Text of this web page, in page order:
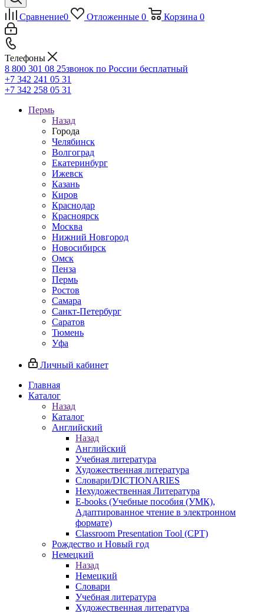
Сравнение0 Отложенные 0 Корзина 0
Телефоны
8 800 301 08 25звонок по России бесплатный
+7 342 241 05 31
+7 342 258 05 31
Пермь
Назад
Города
Челябинск
Волгоград
Екатеринбург
Ижевск
Казань
Киров
Краснодар
Красноярск
Москва
Нижний Новгород
Новосибирск
Омск
Пенза
Пермь
Ростов
Самара
Санкт-Петербург
Саратов
Тюмень
Уфа
Личный кабинет
Главная
Каталог
Назад
Каталог
Английский
Назад
Английский
Учебная литература
Художественная литература
Словари/DICTIONARIES
Нехудожественная Литература
E-books (Учебные пособия (УМК),
Адаптированное чтение в электронном
формате)
Classroom Presentation Tool (CPT)
Рождество и Новый год
Немецкий
Назад
Немецкий
Словари
Учебная литература
Художественная литература